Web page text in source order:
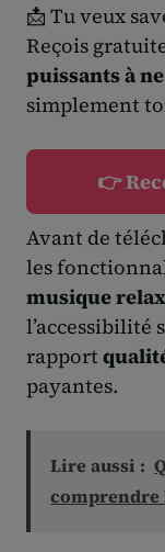
📩 Tu veux
Reçois
puissants à
simplement
👉
Avant de
les
musique
l’accessibilité
rapport
payantes.
Lire aussi :
comprendre